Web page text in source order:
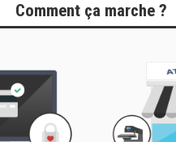
Comment ça marche ?